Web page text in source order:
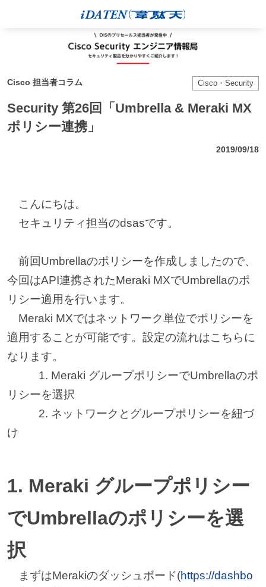
Cisco 担当者コラム Cisco・Security
Security 第26回「Umbrella & Meraki MX
ポリシー連携」
2019/09/18
こんにちは。
セキュリティ担当のdsasです。
前回Umbrellaのポリシーを作成しましたので、
今回はAPI連携されたMeraki MXでUmbrellaのポ
リシー適用を行います。
Meraki MXではネットワーク単位でポリシーを
適用することが可能です。設定の流れはこちらに
なります。
1. Meraki グループポリシーでUmbrellaのポ
リシーを選択
2. ネットワークとグループポリシーを紐づ
け
1. Meraki グループポリシー
でUmbrellaのポリシーを選
択
まずはMerakiのダッシュボード(https://dashbo